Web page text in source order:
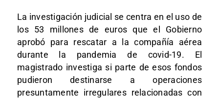
La investigación judicial se centra en el uso de
los 53 millones de euros que el Gobierno
aprobó para rescatar a la compañía aérea
durante la pandemia de covid-19. El
magistrado investiga si parte de esos fondos
pudieron destinarse a operaciones
presuntamente irregulares relacionadas con